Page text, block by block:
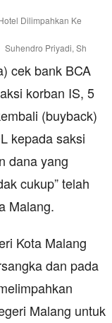
Suhendro Priyadi, Sh
cek bank BCA
korban IS, 5
(buyback)
kepada saksi
dana yang
cukup” telah
Malang.
Kota Malang
dan pada
Malang untuk